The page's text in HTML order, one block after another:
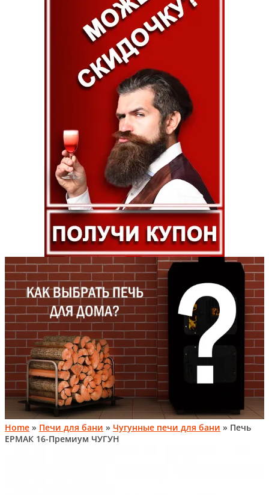
Home » Печи для бани » Чугунные печи для бани » Печь
ЕРМАК 16-Премиум ЧУГУН